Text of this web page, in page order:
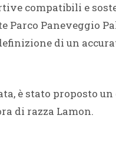
compatibili e
Parco Paneveggio
di un
è stato proposto
di razza Lamon.